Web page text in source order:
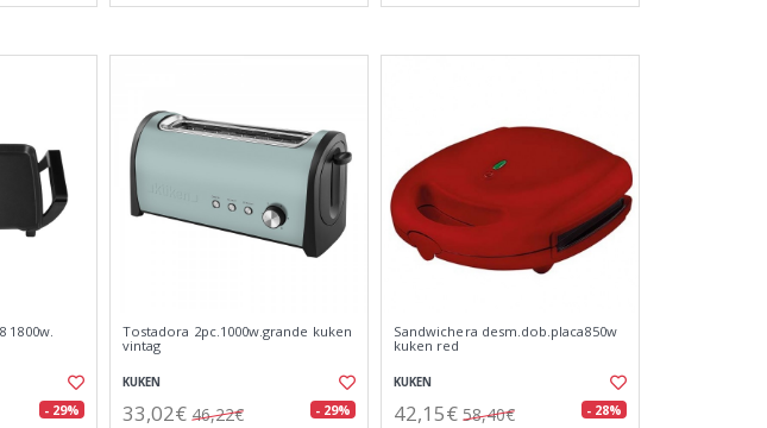
1800w.
- 29%
Tostadora 2pc.1000w.grande kuken
vintag
KUKEN
33,02€ 46,22€ - 29%
Sandwichera desm.dob.placa850w
kuken red
KUKEN
42,15€ 58,40€ - 28%